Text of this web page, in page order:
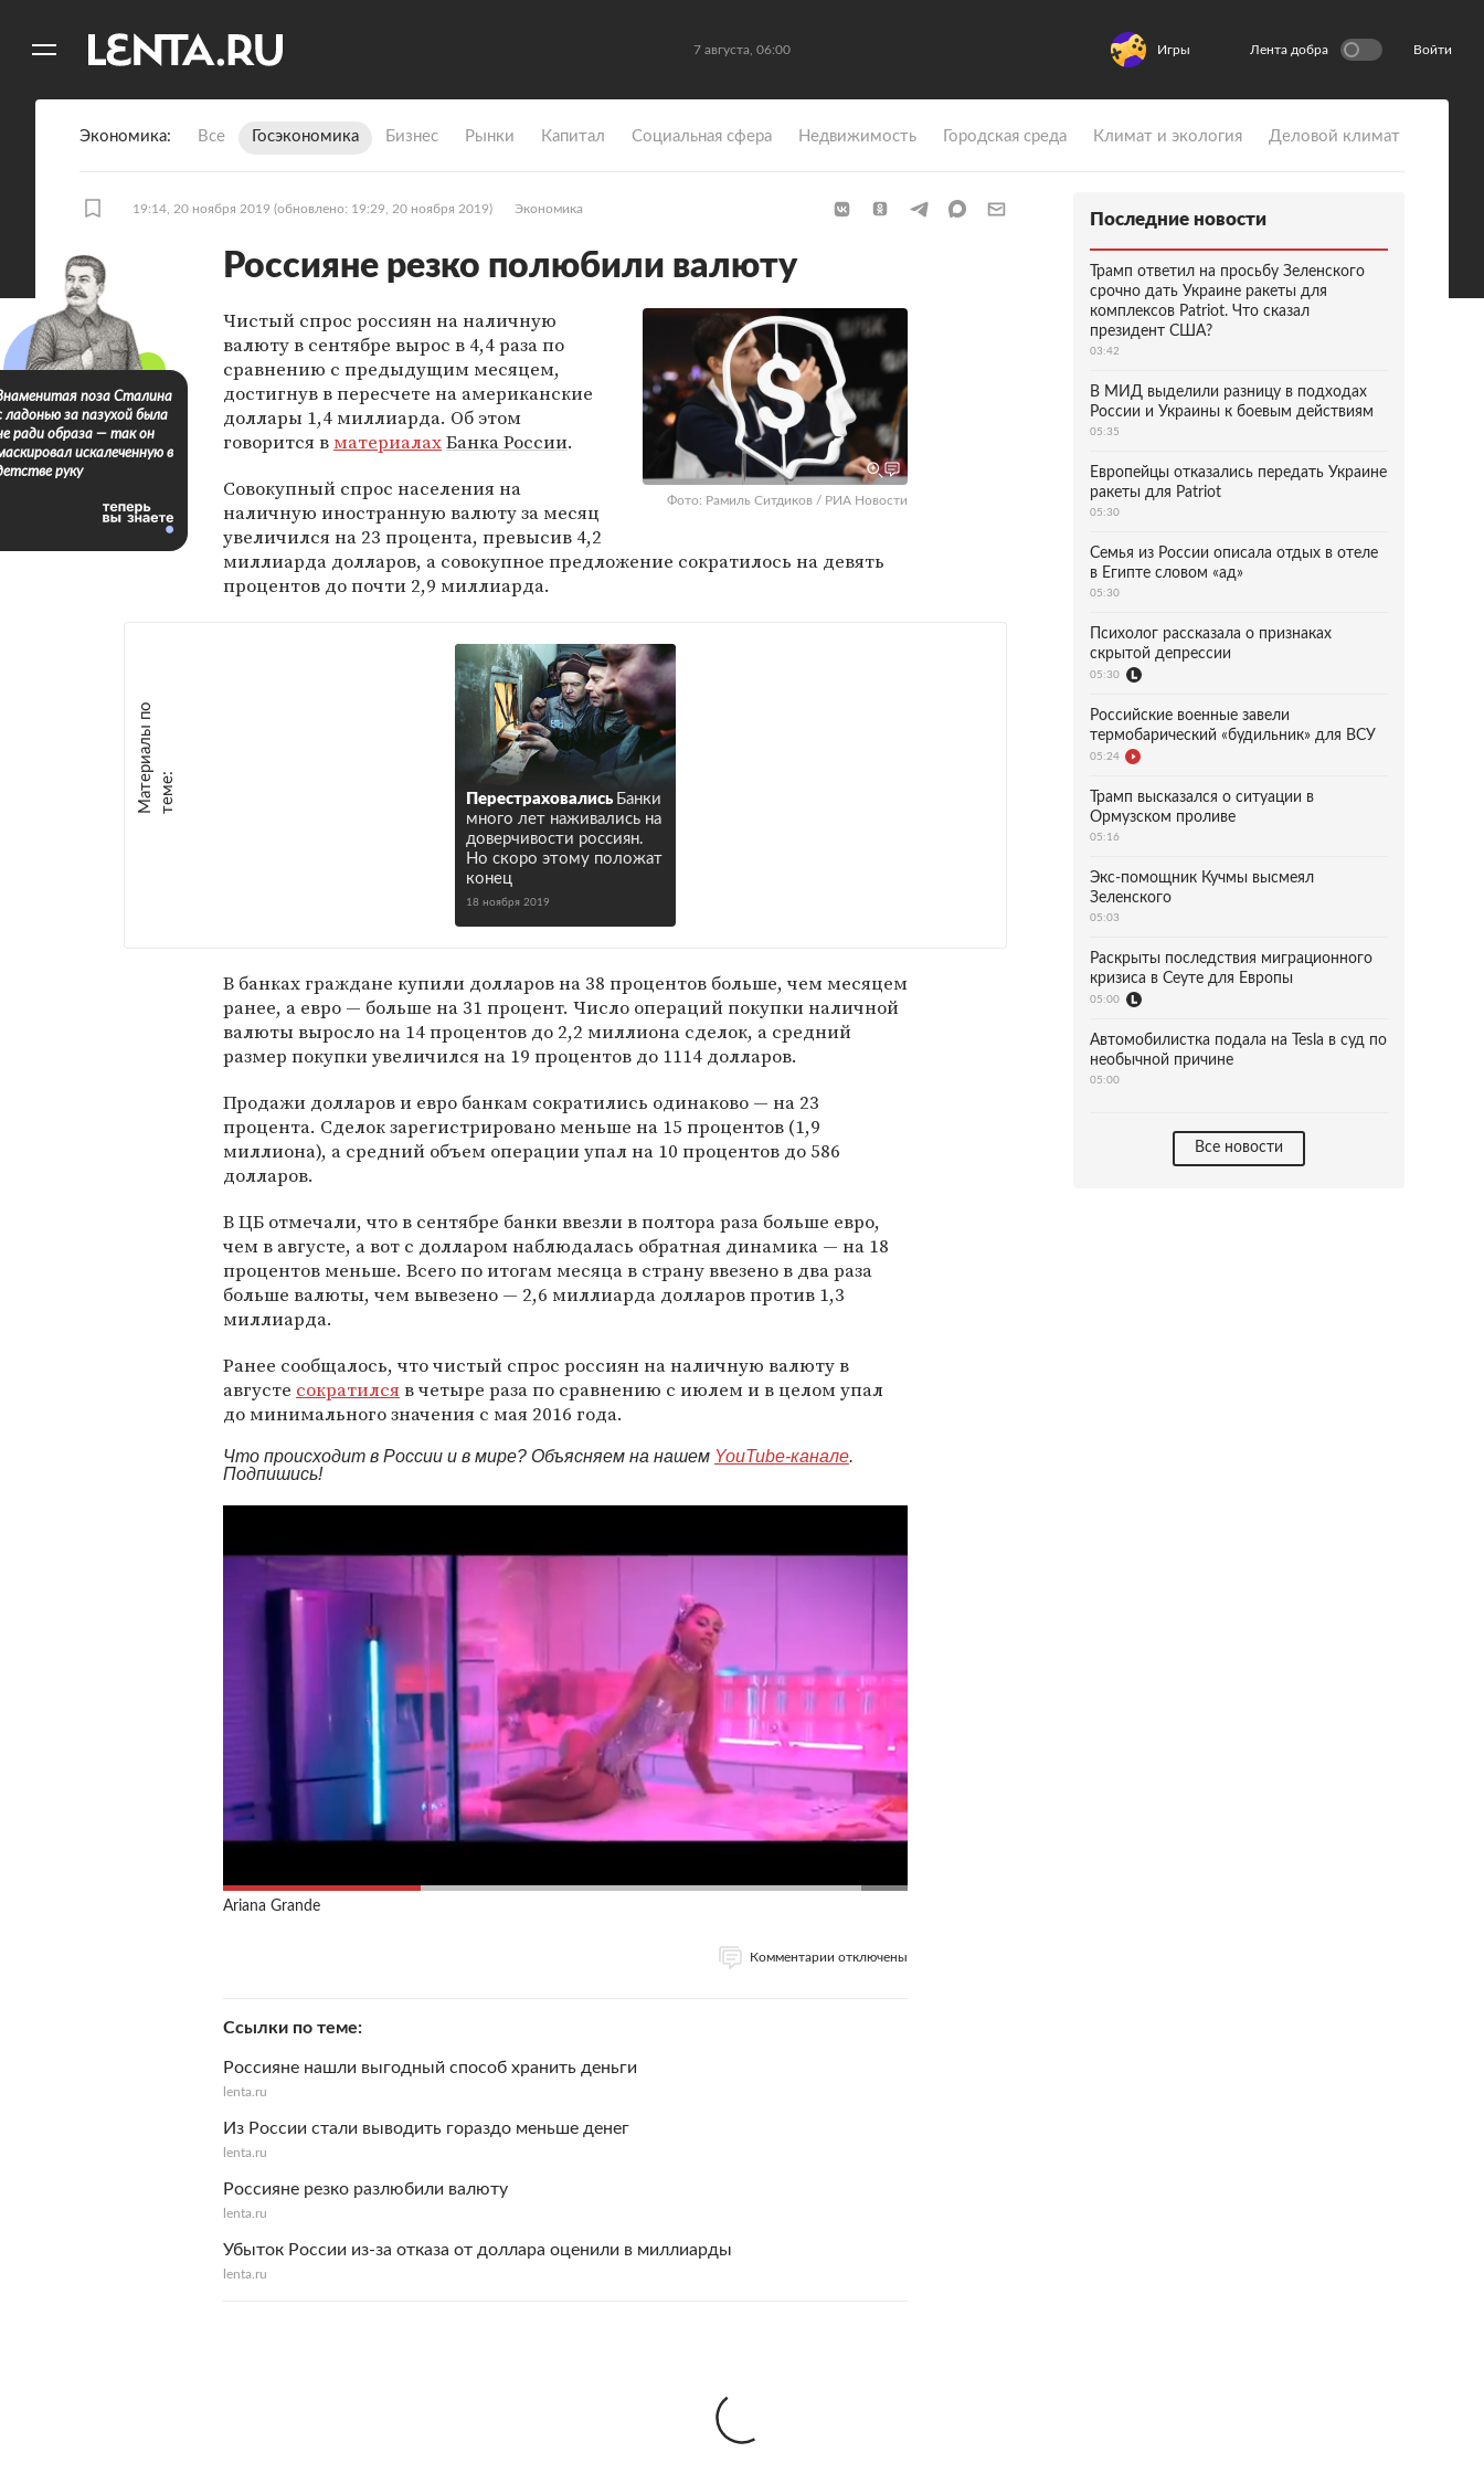
7 августа, 06:00 Игры Лента добра Войти
Экономика Все Госэкономика Бизнес Рынки Капитал Социальная сфера Недвижимость Городская среда Климат и экология Деловой климат
19:14, 20 ноября 2019 (обновлено: 19:29, 20 ноября 2019) Экономика
Россияне резко полюбили валюту
Фото: Рамиль Ситдиков / РИА Новости
Чистый спрос россиян на наличную
валюту в сентябре вырос в 4,4 раза по
сравнению с предыдущим месяцем,
достигнув в пересчете на американские
доллары 1,4 миллиарда. Об этом
говорится в материалахБанка России.
Совокупный спрос населения на
наличную иностранную валюту за месяц
увеличился на 23 процента, превысив 4,2
миллиарда долларов, а совокупное предложение сократилось на девять
процентов до почти 2,9 миллиарда.
М
а
т е
р
и
а
л
ы
п
о
т
е
м
е : Перестраховались Банки
много лет наживались на
доверчивости россиян.
Но скоро этому положат
конец
18 ноября 2019
В банках граждане купили долларов на 38 процентов больше, чем месяцем
ранее, а евро — больше на 31 процент. Число операций покупки наличной
валюты выросло на 14 процентов до 2,2 миллиона сделок, а средний
размер покупки увеличился на 19 процентов до 1114 долларов.
Продажи долларов и евро банкам сократились одинаково — на 23
процента. Сделок зарегистрировано меньше на 15 процентов (1,9
миллиона), а средний объем операции упал на 10 процентов до 586
долларов.
В ЦБ отмечали, что в сентябре банки ввезли в полтора раза больше евро,
чем в августе, а вот с долларом наблюдалась обратная динамика — на 18
процентов меньше. Всего по итогам месяца в страну ввезено в два раза
больше валюты, чем вывезено — 2,6 миллиарда долларов против 1,3
миллиарда.
Ранее сообщалось, что чистый спрос россиян на наличную валюту в
августе сократилсяв четыре раза по сравнению с июлем и в целом упал
до минимального значения с мая 2016 года.
Что происходит в России и в мире? Объясняем на нашем YouTube-канале.
Подпишись!
Ariana Grande
Комментарии отключены
Ссылки по теме
Россияне нашли выгодный способ хранить деньги
lenta.ru
Из России стали выводить гораздо меньше денег
lenta.ru
Россияне резко разлюбили валюту
lenta.ru
Убыток России из-за отказа от доллара оценили в миллиарды
lenta.ru
поза Сталина
ладонью за пазухой была
ради образа — так он
искалеченную в
руку
Последние новости
Трамп ответил на просьбу Зеленского
срочно дать Украине ракеты для
комплексов Patriot. Что сказал
президент США?
03:42
В МИД выделили разницу в подходах
России и Украины к боевым действиям
05:35
Европейцы отказались передать Украине
ракеты для Patriot
05:30
Семья из России описала отдых в отеле
в Египте словом «ад»
05:30
Психолог рассказала о признаках
скрытой депрессии
05:30
Российские военные завели
термобарический «будильник» для ВСУ
05:24
Трамп высказался о ситуации в
Ормузском проливе
05:16
Экс-помощник Кучмы высмеял
Зеленского
05:03
Раскрыты последствия миграционного
кризиса в Сеуте для Европы
05:00
Автомобилистка подала на Tesla в суд по
необычной причине
05:00
Все новости